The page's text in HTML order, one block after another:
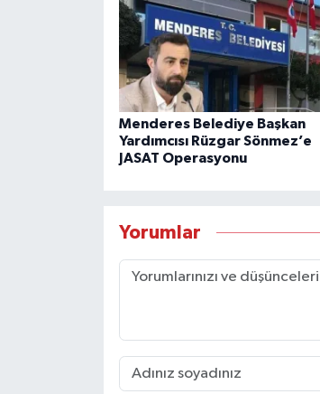
Menderes Belediye Başkan
Yardımcısı Rüzgar Sönmez’e
JASAT Operasyonu
Yorumlar